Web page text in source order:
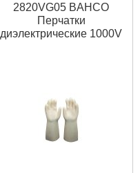
2820VG05 BAHCO
Перчатки
диэлектрические 1000V